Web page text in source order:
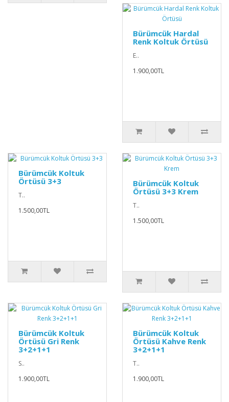
Bürümcük Hardal
Renk Koltuk Örtüsü
E..
1.900,00TL
Bürümcük Koltuk
Örtüsü 3+3
T..
1.500,00TL
Bürümcük Koltuk
Örtüsü 3+3 Krem
T..
1.500,00TL
Bürümcük Koltuk
Örtüsü Gri Renk
3+2+1+1
S..
1.900,00TL
Bürümcük Koltuk
Örtüsü Kahve Renk
3+2+1+1
T..
1.900,00TL